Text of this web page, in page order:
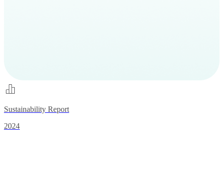
Sustainability Report
2024